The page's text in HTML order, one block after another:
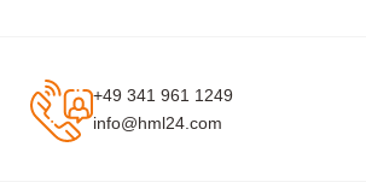
+49 341 961 1249
info@hml24.com